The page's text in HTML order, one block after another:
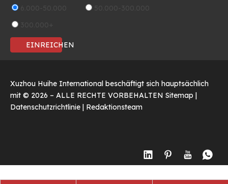
EINREICHEN
Xuzhou Huihe International beschäftigt sich hauptsächlich
mit © 2026 – ALLE RECHTE VORBEHALTEN Sitemap |
Datenschutzrichtlinie | Redaktionsteam